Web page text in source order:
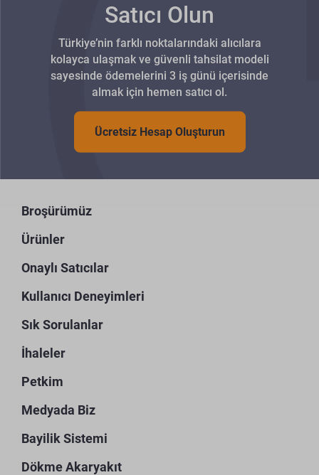
Satıcı Olun
Türkiye’nin farklı noktalarındaki alıcılara
kolayca ulaşmak ve güvenli tahsilat modeli
sayesinde ödemelerini 3 iş günü içerisinde
almak için hemen satıcı ol.
Ücretsiz Hesap Oluşturun
Broşürümüz
Ürünler
Onaylı Satıcılar
Kullanıcı Deneyimleri
Sık Sorulanlar
İhaleler
Petkim
Medyada Biz
Bayilik Sistemi
Dökme Akaryakıt